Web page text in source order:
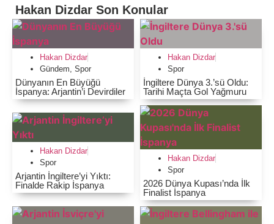
Hakan Dizdar Son Konular
Hakan Dizdar
Gündem, Spor
Dünyanın En Büyüğü
İspanya: Arjantin’i Devirdiler
Hakan Dizdar
Spor
İngiltere Dünya 3.’sü Oldu:
Tarihi Maçta Gol Yağmuru
Hakan Dizdar
Spor
Arjantin İngiltere’yi Yıktı:
Finalde Rakip İspanya
Hakan Dizdar
Spor
2026 Dünya Kupası’nda İlk
Finalist İspanya